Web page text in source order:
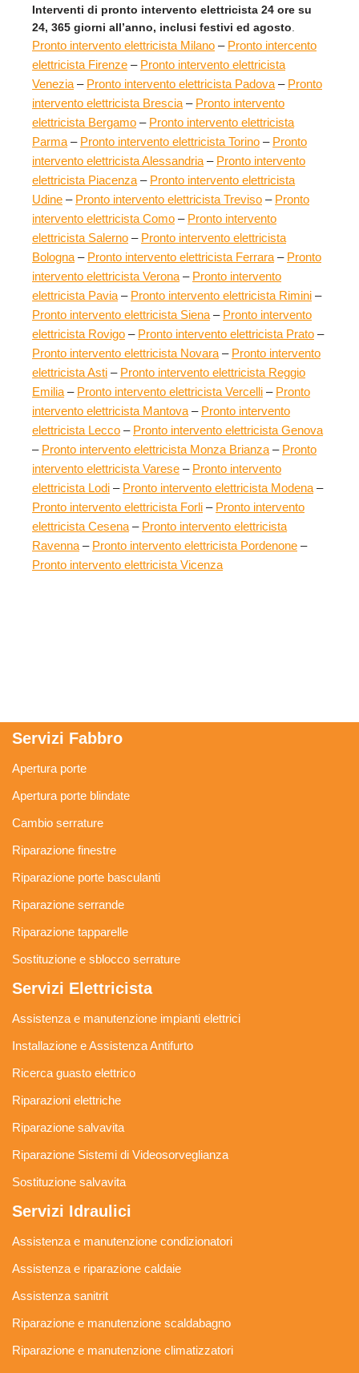
Interventi di pronto intervento elettricista 24 ore su
24, 365 giorni all’anno, inclusi festivi ed agosto
Pronto intervento elettricista Milano – Pronto intercento
elettricista Firenze – Pronto intervento elettricista
Venezia – Pronto intervento elettricista Padova – Pronto
intervento elettricista Brescia – Pronto intervento
elettricista Bergamo – Pronto intervento elettricista
Parma – Pronto intervento elettricista Torino – Pronto
intervento elettricista Alessandria – Pronto intervento
elettricista Piacenza – Pronto intervento elettricista
Udine – Pronto intervento elettricista Treviso – Pronto
intervento elettricista Como – Pronto intervento
elettricista Salerno – Pronto intervento elettricista
Bologna – Pronto intervento elettricista Ferrara – Pronto
intervento elettricista Verona – Pronto intervento
elettricista Pavia – Pronto intervento elettricista Rimini –
Pronto intervento elettricista Siena – Pronto intervento
elettricista Rovigo – Pronto intervento elettricista Prato –
Pronto intervento elettricista Novara – Pronto intervento
elettricista Asti – Pronto intervento elettricista Reggio
Emilia – Pronto intervento elettricista Vercelli – Pronto
intervento elettricista Mantova – Pronto intervento
elettricista Lecco – Pronto intervento elettricista Genova
– Pronto intervento elettricista Monza Brianza – Pronto
intervento elettricista Varese – Pronto intervento
elettricista Lodi – Pronto intervento elettricista Modena –
Pronto intervento elettricista Forli – Pronto intervento
elettricista Cesena – Pronto intervento elettricista
Ravenna – Pronto intervento elettricista Pordenone –
Pronto intervento elettricista Vicenza
Servizi Fabbro
Apertura porte
Apertura porte blindate
Cambio serrature
Riparazione finestre
Riparazione porte basculanti
Riparazione serrande
Riparazione tapparelle
Sostituzione e sblocco serrature
Servizi Elettricista
Assistenza e manutenzione impianti elettrici
Installazione e Assistenza Antifurto
Ricerca guasto elettrico
Riparazioni elettriche
Riparazione salvavita
Riparazione Sistemi di Videosorveglianza
Sostituzione salvavita
Servizi Idraulici
Assistenza e manutenzione condizionatori
Assistenza e riparazione caldaie
Assistenza sanitrit
Riparazione e manutenzione scaldabagno
Riparazione e manutenzione climatizzatori